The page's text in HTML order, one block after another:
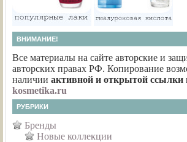
ВНИМАНИЕ!
Все материалы на сайте авторские и
авторских правах РФ. Копирование
наличии активной и открытой ссылки
kosmetika.ru
РУБРИКИ
Бренды
Новые коллекции